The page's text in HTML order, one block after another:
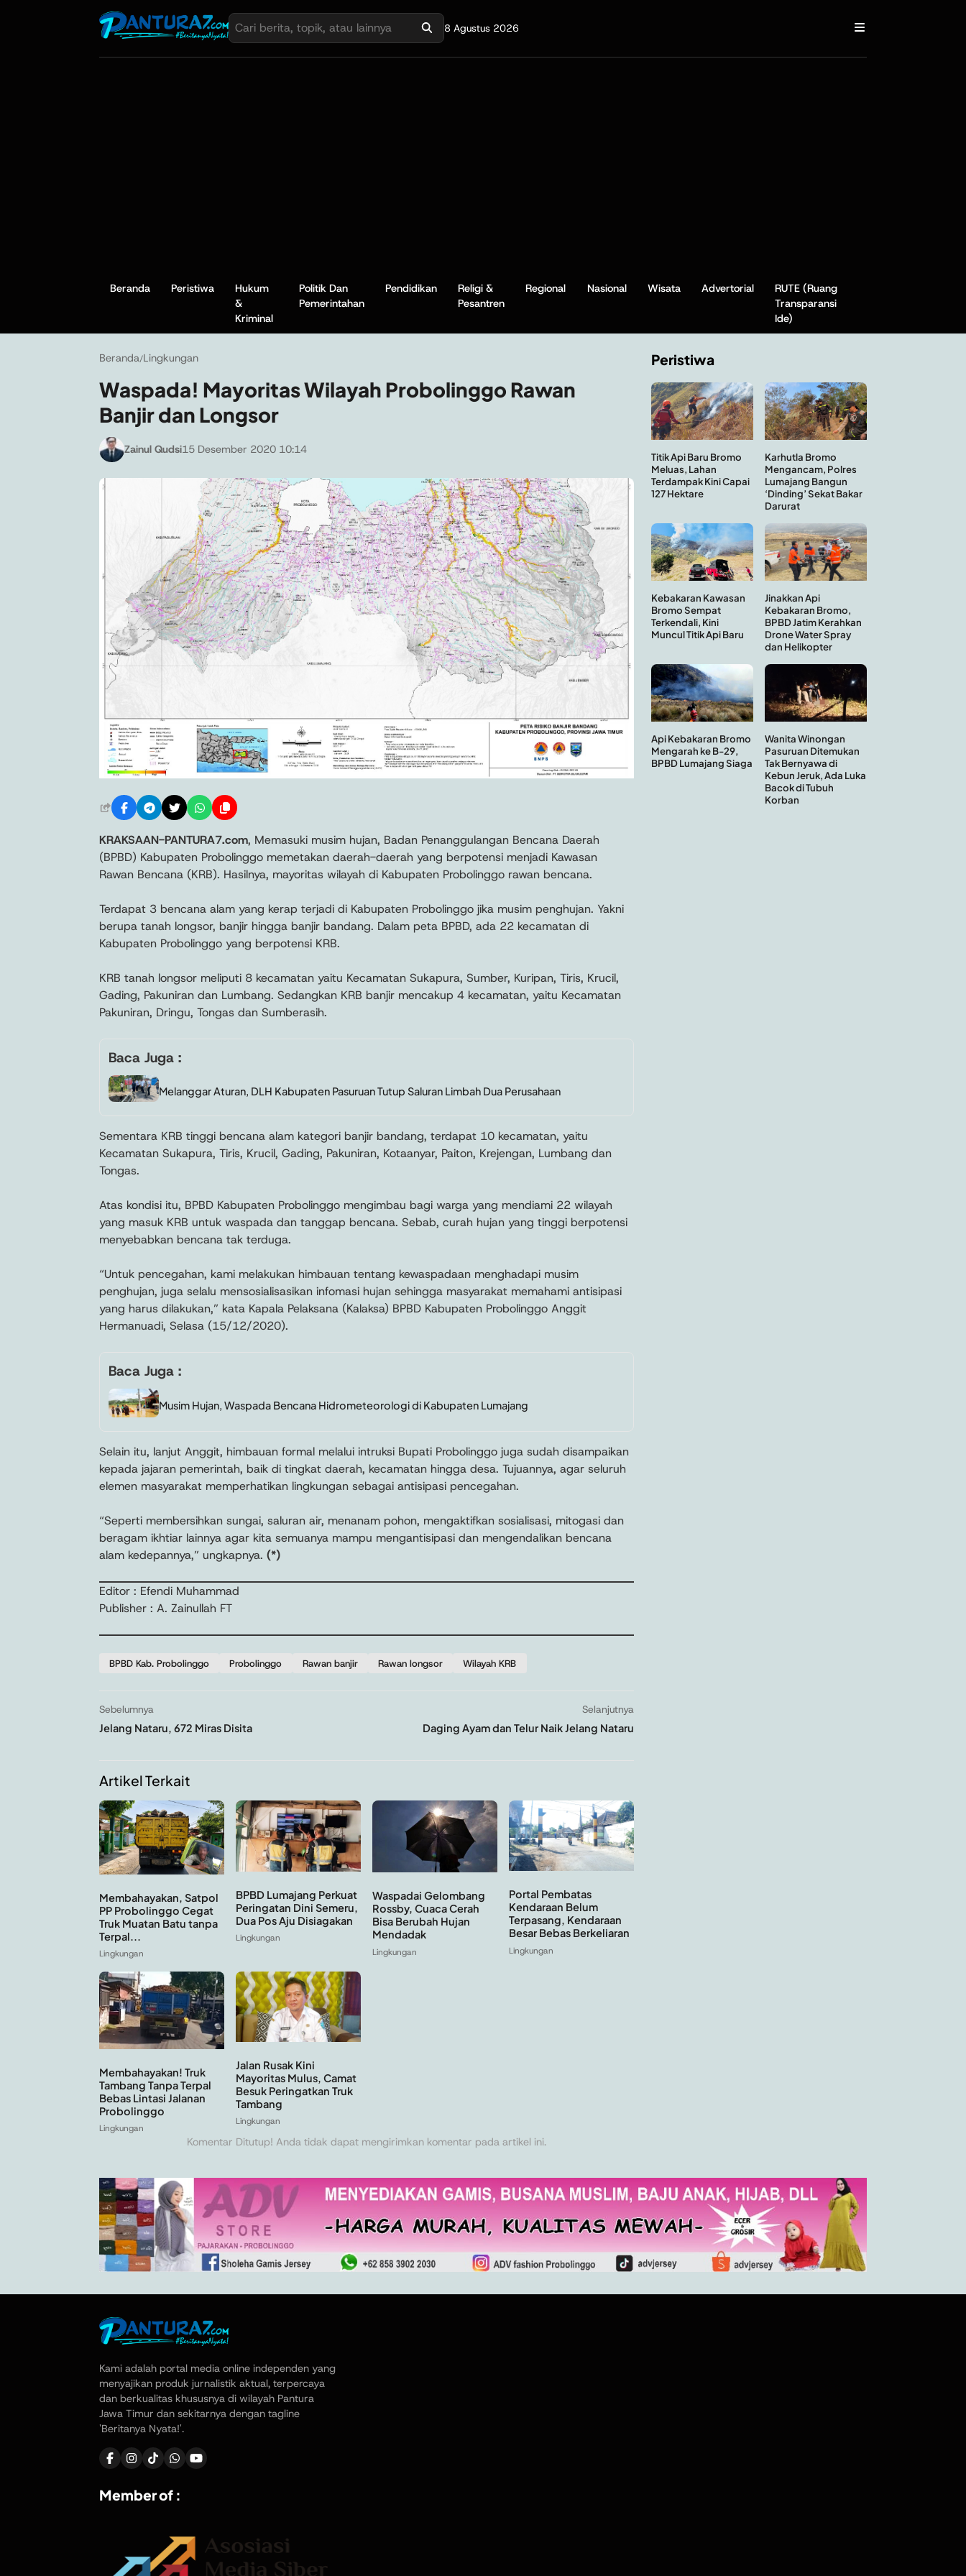
8 Agustus 2026
Beranda Peristiwa
Hukum
&
Kriminal
Politik Dan
Pemerintahan
Pendidikan
Religi &
Pesantren
Regional Nasional Wisata Advertorial
RUTE (Ruang
Transparansi
Ide)
Beranda/Lingkungan
Waspada! Mayoritas Wilayah Probolinggo Rawan
Banjir dan Longsor
Zainul Qudsi15 Desember 2020 10:14
KRAKSAAN-PANTURA7.com, Memasuki musim hujan, Badan Penanggulangan Bencana Daerah
(BPBD) Kabupaten Probolinggo memetakan daerah-daerah yang berpotensi menjadi Kawasan
Rawan Bencana (KRB). Hasilnya, mayoritas wilayah di Kabupaten Probolinggo rawan bencana.
Terdapat 3 bencana alam yang kerap terjadi di Kabupaten Probolinggo jika musim penghujan. Yakni
berupa tanah longsor, banjir hingga banjir bandang. Dalam peta BPBD, ada 22 kecamatan di
Kabupaten Probolinggo yang berpotensi KRB.
KRB tanah longsor meliputi 8 kecamatan yaitu Kecamatan Sukapura, Sumber, Kuripan, Tiris, Krucil,
Gading, Pakuniran dan Lumbang. Sedangkan KRB banjir mencakup 4 kecamatan, yaitu Kecamatan
Pakuniran, Dringu, Tongas dan Sumberasih.
Baca Juga :
Melanggar Aturan, DLH Kabupaten Pasuruan Tutup Saluran Limbah Dua Perusahaan
Sementara KRB tinggi bencana alam kategori banjir bandang, terdapat 10 kecamatan, yaitu
Kecamatan Sukapura, Tiris, Krucil, Gading, Pakuniran, Kotaanyar, Paiton, Krejengan, Lumbang dan
Tongas.
Atas kondisi itu, BPBD Kabupaten Probolinggo mengimbau bagi warga yang mendiami 22 wilayah
yang masuk KRB untuk waspada dan tanggap bencana. Sebab, curah hujan yang tinggi berpotensi
menyebabkan bencana tak terduga.
“Untuk pencegahan, kami melakukan himbauan tentang kewaspadaan menghadapi musim
penghujan, juga selalu mensosialisasikan infomasi hujan sehingga masyarakat memahami antisipasi
yang harus dilakukan,” kata Kapala Pelaksana (Kalaksa) BPBD Kabupaten Probolinggo Anggit
Hermanuadi, Selasa (15/12/2020).
Baca Juga :
Musim Hujan, Waspada Bencana Hidrometeorologi di Kabupaten Lumajang
Selain itu, lanjut Anggit, himbauan formal melalui intruksi Bupati Probolinggo juga sudah disampaikan
kepada jajaran pemerintah, baik di tingkat daerah, kecamatan hingga desa. Tujuannya, agar seluruh
elemen masyarakat memperhatikan lingkungan sebagai antisipasi pencegahan.
“Seperti membersihkan sungai, saluran air, menanam pohon, mengaktifkan sosialisasi, mitogasi dan
beragam ikhtiar lainnya agar kita semuanya mampu mengantisipasi dan mengendalikan bencana
alam kedepannya,” ungkapnya. (*)
Editor : Efendi Muhammad
Publisher : A. Zainullah FT
BPBD Kab. Probolinggo Probolinggo Rawan banjir Rawan longsor Wilayah KRB
Sebelumnya
Jelang Nataru, 672 Miras Disita
Selanjutnya
Daging Ayam dan Telur Naik Jelang Nataru
Artikel Terkait
Membahayakan, Satpol
PP Probolinggo Cegat
Truk Muatan Batu tanpa
Terpal...
Lingkungan
BPBD Lumajang Perkuat
Peringatan Dini Semeru,
Dua Pos Aju Disiagakan
Lingkungan
Waspadai Gelombang
Rossby, Cuaca Cerah
Bisa Berubah Hujan
Mendadak
Lingkungan
Portal Pembatas
Kendaraan Belum
Terpasang, Kendaraan
Besar Bebas Berkeliaran
Lingkungan
Membahayakan! Truk
Tambang Tanpa Terpal
Bebas Lintasi Jalanan
Probolinggo
Lingkungan
Jalan Rusak Kini
Mayoritas Mulus, Camat
Besuk Peringatkan Truk
Tambang
Lingkungan
Komentar Ditutup! Anda tidak dapat mengirimkan komentar pada artikel ini.
Peristiwa
Titik Api Baru Bromo
Meluas, Lahan
Terdampak Kini Capai
127 Hektare
Karhutla Bromo
Mengancam, Polres
Lumajang Bangun
‘Dinding’ Sekat Bakar
Darurat
Kebakaran Kawasan
Bromo Sempat
Terkendali, Kini
Muncul Titik Api Baru
Jinakkan Api
Kebakaran Bromo,
BPBD Jatim Kerahkan
Drone Water Spray
dan Helikopter
Api Kebakaran Bromo
Mengarah ke B-29,
BPBD Lumajang Siaga
Wanita Winongan
Pasuruan Ditemukan
Tak Bernyawa di
Kebun Jeruk, Ada Luka
Bacok di Tubuh
Korban
Kami adalah portal media online independen yang
menyajikan produk jurnalistik aktual, terpercaya
dan berkualitas khususnya di wilayah Pantura
Jawa Timur dan sekitarnya dengan tagline
'Beritanya Nyata!'.
Member of :